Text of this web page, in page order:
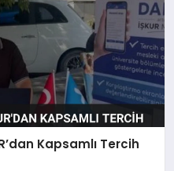
Kapsamlı Tercih